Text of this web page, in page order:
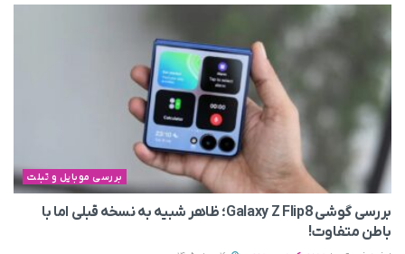
بررسی موبایل و تبلت
بررسی گوشی Galaxy Z Flip8؛ ظاهر شبیه به نسخه قبلی اما با
باطن متفاوت!